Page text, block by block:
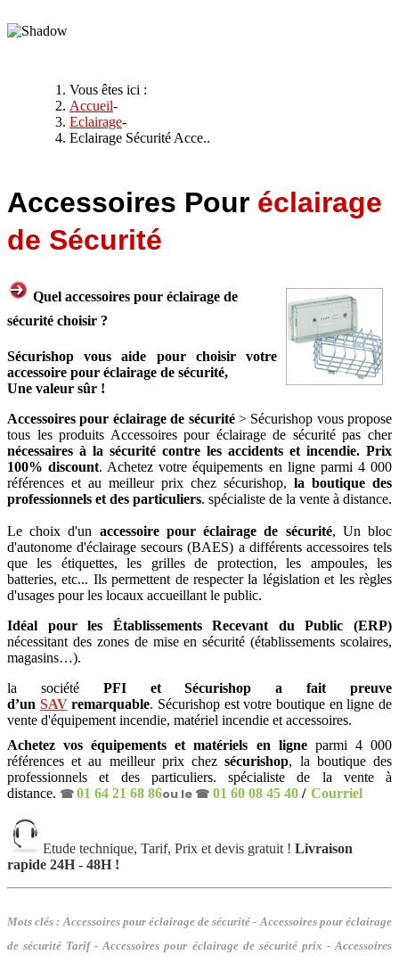
Vous êtes ici :
Accueil-
Eclairage-
Eclairage Sécurité Acce..
Accessoires Pour éclairage
de Sécurité
Quel accessoires pour éclairage de
sécurité choisir ?
Sécurishop vous aide pour choisir votre
accessoire pour éclairage de sécurité,
Une valeur sûr !
Accessoires pour éclairage de sécurité> Sécurishop vous propose
tous les produits Accessoires pour éclairage de sécurité pas cher
nécessaires à la sécurité contre les accidents et incendie. Prix
100% discount. Achetez votre équipements en ligne parmi 4 000
références et au meilleur prix chez sécurishop, la boutique des
professionnels et des particuliers. spécialiste de la vente à distance.
Le choix d'un accessoire pour éclairage de sécurité, Un bloc
d'autonome d'éclairage secours (BAES) a différents accessoires tels
que les étiquettes, les grilles de protection, les ampoules, les
batteries, etc... Ils permettent de respecter la législation et les règles
d'usages pour les locaux accueillant le public.
Idéal pour les Établissements Recevant du Public (ERP)
nécessitant des zones de mise en sécurité (établissements scolaires,
magasins…).
la société PFI et Sécurishop a fait preuve
d’un SAVremarquable. Sécurishop est votre boutique en ligne de
vente d'équipement incendie, matériel incendie et accessoires.
Achetez vos équipements et matériels en ligneparmi 4 000
références et au meilleur prix chezsécurishop, la boutique des
professionnels et des particuliers. spécialiste de la vente à
distance. ☎01 64 21 68 86ou le ☎ 01 60 08 45 40 / Courriel
Etude technique, Tarif, Prix et devis gratuit ! Livraison
rapide 24H - 48H !
Mots clés : Accessoires pour éclairage de sécurité - Accessoires pour éclairage
de sécurité Tarif - Accessoires pour éclairage de sécurité prix - Accessoires